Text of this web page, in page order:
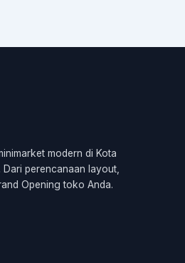
modern di Kota
Dari perencanaan layout,
Opening toko Anda.